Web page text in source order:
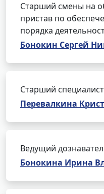
Старший смены на
пристав по
порядка
Бонокин Сергей
Старший
Перевалкина
Ведущий
Бонокина Ирина